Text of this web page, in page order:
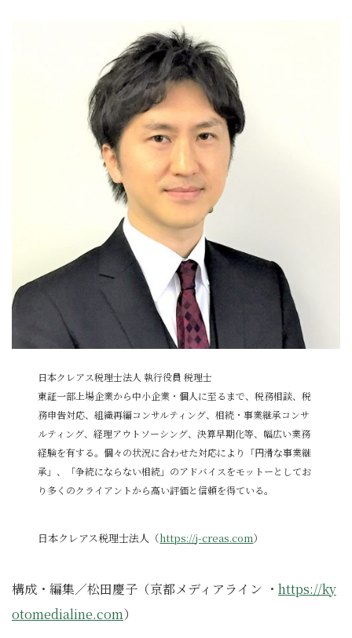
日本クレアス税理士法人 執行役員 税理士
東証一部上場企業から中小企業・個人に至るまで、税務相談、税
務申告対応、組織再編コンサルティング、相続・事業継承コンサ
ルティング、経理アウトソーシング、決算早期化等、幅広い業務
経験を有する。個々の状況に合わせた対応により「円滑な事業継
承」、「争続にならない相続」のアドバイスをモットーとしてお
り多くのクライアントから高い評価と信頼を得ている。
日本クレアス税理士法人（https://j-creas.com）
構成・編集／松田慶子（京都メディアライン ・ https://ky
otomedialine.com）